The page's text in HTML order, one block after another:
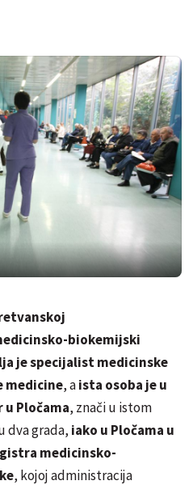
biokemijski
je specijalist medicinske
medicine, aista osoba je u
Pločama, znači u istom
dva grada, iako u Pločama u
medicinsko-
, kojoj administracija